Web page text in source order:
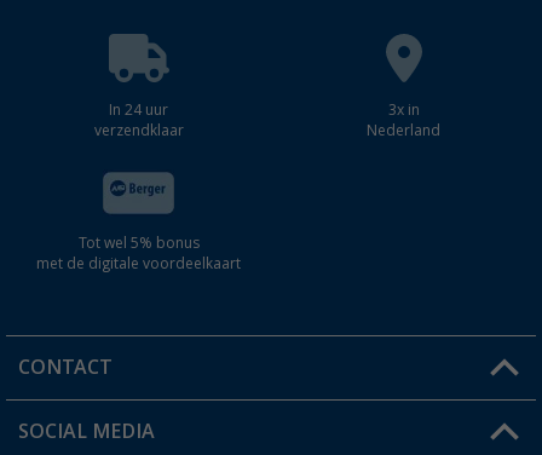
In 24 uur
verzendklaar
3x in
Nederland
Tot wel 5% bonus
met de digitale voordeelkaart
CONTACT
Een vraag?
SOCIAL MEDIA